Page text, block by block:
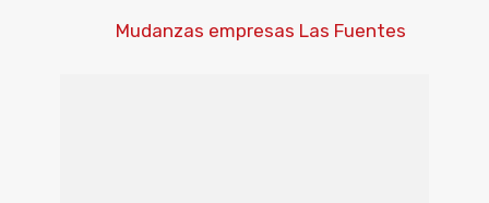
Mudanzas empresas Las Fuentes